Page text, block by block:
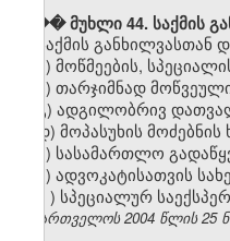
��� მუხლი 44. საქმის
საქმის განხილვასთან
ა) მოწმეების,
ბ) თარჯიმნად
გ) ადგილობრივ
დ) მოპასუხის მოძებნის
ე) სასამართლო
ვ) ადვოკატისათვის
) სპეციალურ
საქართველოს 2004 წლის 25